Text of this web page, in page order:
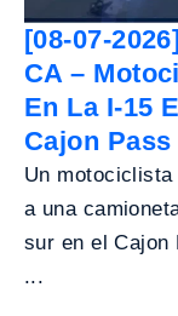
[08-07-
CA –
En La I-15
Cajon Pass
Un
a una
sur en el Cajon
...